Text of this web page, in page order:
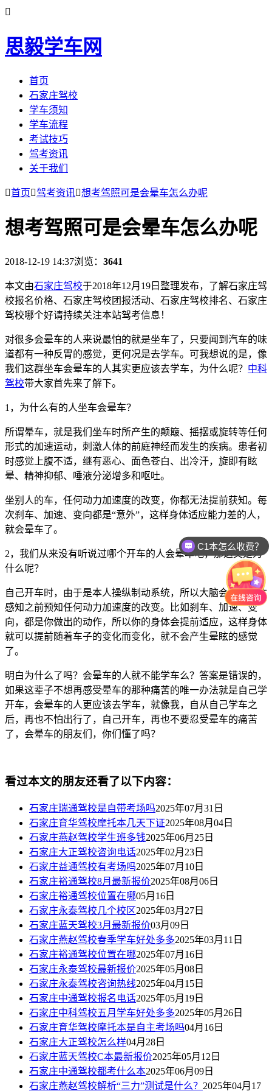

思毅学车网
首页
石家庄驾校
学车须知
学车流程
考试技巧
驾考资讯
关于我们
首页驾考资讯想考驾照可是会晕车怎么办呢
想考驾照可是会晕车怎么办呢
2018-12-19 14:37浏览： 3641
本文由石家庄驾校于2018年12月19日整理发布，了解石家庄驾
校报名价格、石家庄驾校团报活动、石家庄驾校排名、石家庄
驾校哪个好请持续关注本站驾考信息！
对很多会晕车的人来说最怕的就是坐车了，只要闻到汽车的味
道都有一种反胃的感觉，更何况是去学车。可我想说的是，像
我们这群坐车会晕车的人其实更应该去学车，为什么呢？ 中科
驾校带大家首先来了解下。
1 ，为什么有的人坐车会晕车？
所谓晕车，就是我们坐车时所产生的颠簸、摇摆或旋转等任何
形式的加速运动，刺激人体的前庭神经而发生的疾病。患者初
时感觉上腹不适，继有恶心、面色苍白、出冷汗，旋即有眩
晕、精神抑郁、唾液分泌增多和呕吐。
坐别人的车，任何动力加速度的改变，你都无法提前获知。每
次刹车、加速、变向都是“意外”，这样身体适应能力差的人，
就会晕车了。
2，我们从来没有听说过哪个开车的人会晕车吧，那这又是为
什么呢？
自己开车时，由于是本人操纵制动系统，所以大脑会抢在身体
感知之前预知任何动力加速度的改变。比如刹车、加速、变
向，都是你做出的动作，所以你的身体会提前适应，这样身体
就可以提前随着车子的变化而变化，就不会产生晕眩的感觉
了。
明白为什么了吗？会晕车的人就不能学车么？答案是错误的，
如果这辈子不想再感受晕车的那种痛苦的唯一办法就是自己学
开车，会晕车的人更应该去学车，就像我，自从自己学车之
后，再也不怕出行了，自己开车，再也不要忍受晕车的痛苦
了，会晕车的朋友们，你们懂了吗？
看过本文的朋友还看了以下内容：
石家庄瑞通驾校是自带考场吗2025年07月31日
石家庄育华驾校摩托本几天下证2025年08月04日
石家庄燕赵驾校学生班多钱2025年06月25日
石家庄大正驾校咨询电话2025年02月23日
石家庄益通驾校有考场吗2025年07月10日
石家庄裕通驾校8月最新报价2025年08月06日
石家庄裕通驾校位置在哪05月16日
石家庄永泰驾校几个校区2025年03月27日
石家庄蓝天驾校3月最新报价03月09日
石家庄燕赵驾校春季学车好处多多2025年03月11日
石家庄裕通驾校位置在哪2025年07月16日
石家庄永泰驾校最新报价2025年05月08日
石家庄永泰驾校咨询热线2025年04月15日
石家庄中通驾校报名电话2025年05月19日
石家庄中科驾校五月学车好处多多2025年05月26日
石家庄育华驾校摩托本是自主考场吗04月16日
石家庄大正驾校怎么样04月28日
石家庄蓝天驾校C本最新报价2025年05月12日
石家庄中通驾校都考什么本2025年06月09日
石家庄燕赵驾校解析“三力”测试是什么？ 2025年04月17
C1本怎么收费？